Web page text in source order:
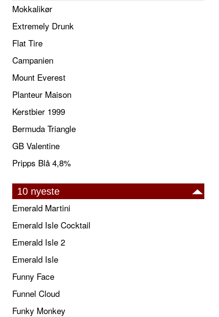
Mokkalikør
Extremely Drunk
Flat Tire
Campanien
Mount Everest
Planteur Maison
Kerstbier 1999
Bermuda Triangle
GB Valentine
Pripps Blå 4,8%
10 nyeste
Emerald Martini
Emerald Isle Cocktail
Emerald Isle 2
Emerald Isle
Funny Face
Funnel Cloud
Funky Monkey